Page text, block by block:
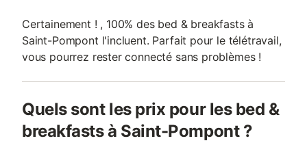
Certainement ! , 100% des bed & breakfasts à
Saint-Pompont l'incluent. Parfait pour le télétravail,
vous pourrez rester connecté sans problèmes !
Quels sont les prix pour les bed &
breakfasts à Saint-Pompont ?